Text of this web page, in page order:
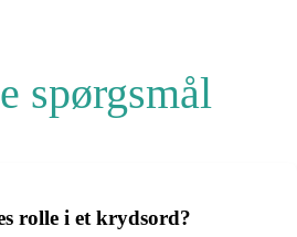
spørgsmål
rolle i et krydsord?